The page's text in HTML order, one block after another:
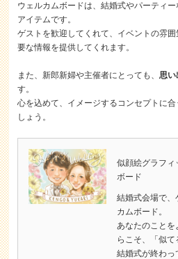
ウェルカムボードは、結婚式やパーティ
アイテムです。
ゲストを歓迎してくれて、イベントの雰
要な情報を提供してくれます。
また、新郎新婦や主催者にとっても、思い
す。
心を込めて、イメージするコンセプトに
しょう。
似顔絵グラフィ
ボード
結婚式会場で、
カムボード。
あなたのことを
らこそ、「似て
結婚式が終わっ